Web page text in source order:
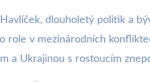
dlouholetý politik a
role v mezinárodních
a Ukrajinou s rostoucím